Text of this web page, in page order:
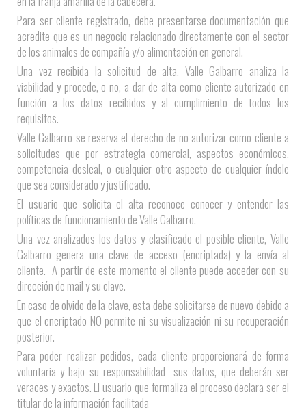
Para ser cliente registrado, debe presentarse documentación que
acredite que es un negocio relacionado directamente con el sector
de los animales de compañía y/o alimentación en general.
Una vez recibida la solicitud de alta, Valle Galbarro analiza la
viabilidad y procede, o no, a dar de alta como cliente autorizado en
función a los datos recibidos y al cumplimiento de todos los
requisitos.
Valle Galbarro se reserva el derecho de no autorizar como cliente a
solicitudes que por estrategia comercial, aspectos económicos,
competencia desleal, o cualquier otro aspecto de cualquier índole
que sea considerado y justificado.
El usuario que solicita el alta reconoce conocer y entender las
políticas de funcionamiento de Valle Galbarro.
Una vez analizados los datos y clasificado el posible cliente, Valle
Galbarro genera una clave de acceso (encriptada) y la envía al
cliente. A partir de este momento el cliente puede acceder con su
dirección de mail y su clave.
En caso de olvido de la clave, esta debe solicitarse de nuevo debido a
que el encriptado NO permite ni su visualización ni su recuperación
posterior.
Para poder realizar pedidos, cada cliente proporcionará de forma
voluntaria y bajo su responsabilidad sus datos, que deberán ser
veraces y exactos. El usuario que formaliza el proceso declara ser el
titular de la información facilitada